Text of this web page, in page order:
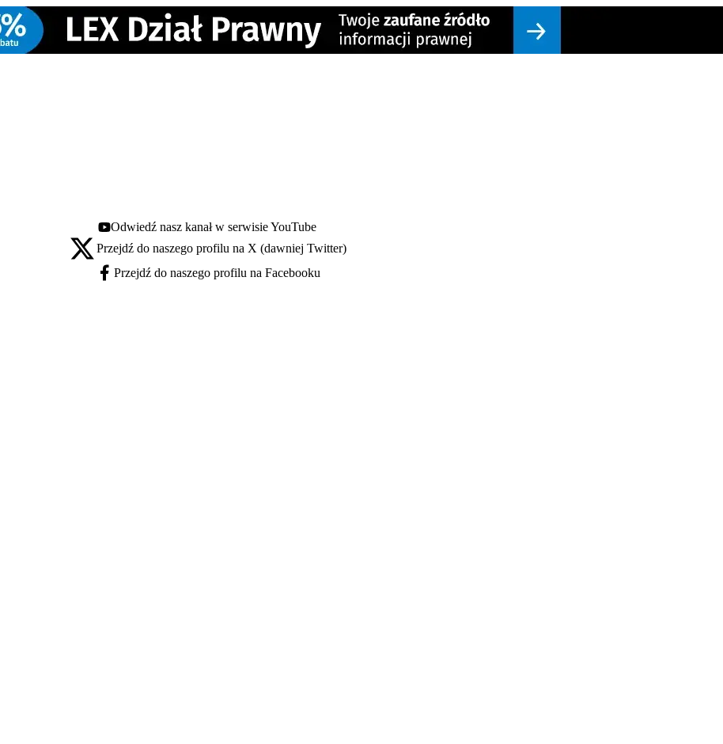
Youtube - otwiera się w nowej karcie
Odwiedź nasz kanał w serwisie YouTube
X - otwiera się w nowej karcie
Przejdź do naszego profilu na X (dawniej Twitter)
Facebook - otwiera się w nowej karcie
Przejdź do naszego profilu na Facebooku